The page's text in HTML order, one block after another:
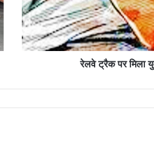
से
बिना
निकला
रेलवे ट्रैक पर मिला